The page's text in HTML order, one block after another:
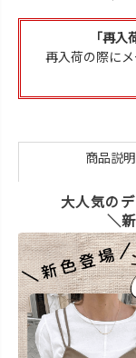
「再入
再入荷の際にメ
商品説明
大人気の
＼